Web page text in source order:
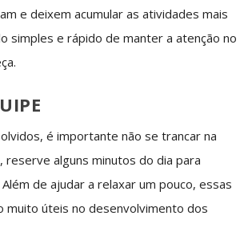
e deixem acumular as atividades mais
simples e rápido de manter a atenção no
é importante não se trancar na
alguns minutos do dia para
de ajudar a relaxar um pouco, essas
muito úteis no desenvolvimento dos